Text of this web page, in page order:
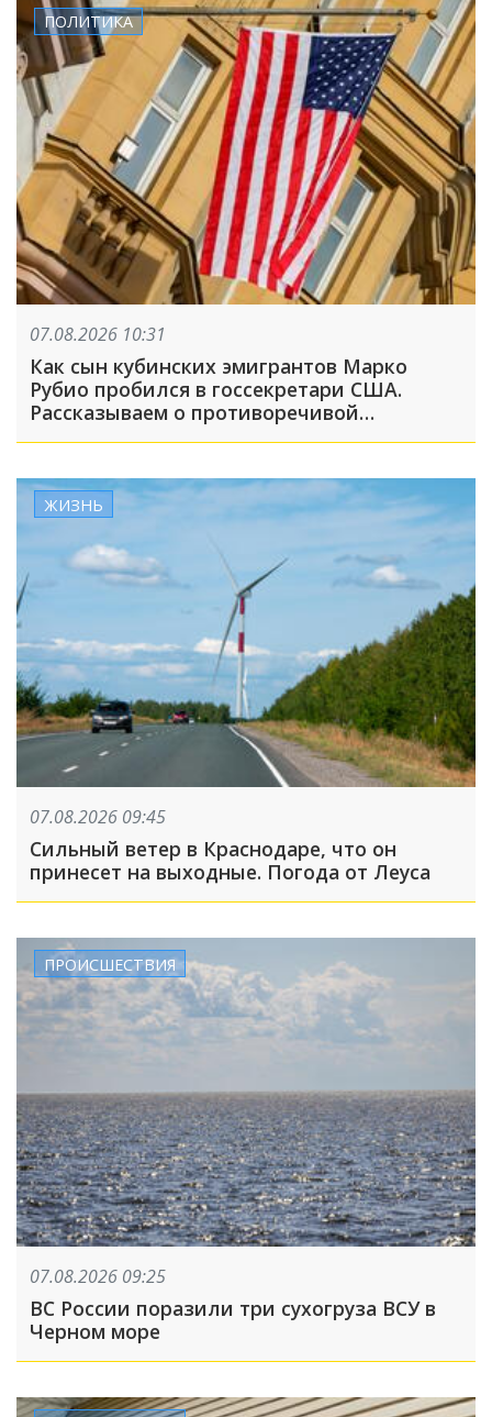
ПОЛИТИКА
07.08.2026 10:31
Как сын кубинских эмигрантов Марко
Рубио пробился в госсекретари США.
Рассказываем о противоречивой
биографии главного дипломата Америки
ЖИЗНЬ
07.08.2026 09:45
Сильный ветер в Краснодаре, что он
принесет на выходные. Погода от Леуса
ПРОИСШЕСТВИЯ
07.08.2026 09:25
ВС России поразили три сухогруза ВСУ в
Черном море